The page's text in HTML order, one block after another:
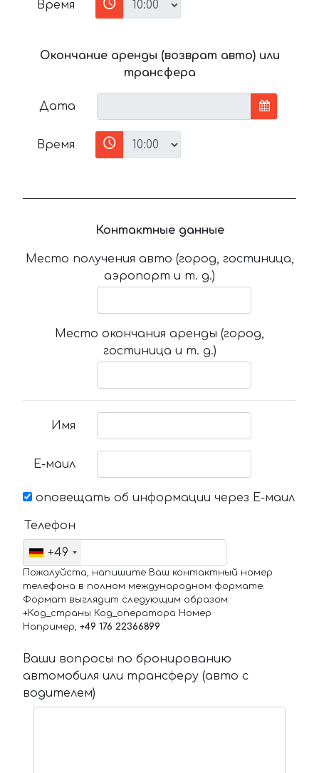
Время
Окончание аренды (возврат авто) или
трансфера
Дата
Время
Контактные данные
Место получения авто (город, гостиница,
аэропорт и т. д.)
Место окончания аренды (город,
гостиница и т. д.)
Имя
Е-маил
оповещать об информации через Е-маил
Телефон
+49
Пожалуйста, напишите Ваш контактный номер
телефона в полном международном формате.
Формат выглядит следующим образом:
+Код_страны Код_оператора Номер
Например, +49 176 22366899
Ваши вопросы по бронированию
автомобиля или трансферу (авто с
водителем)